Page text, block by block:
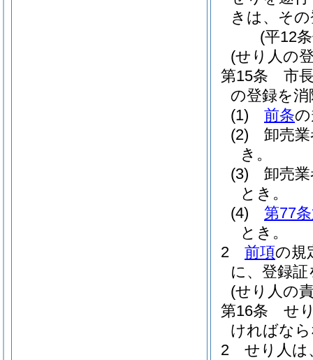
きは、そ
(平12
(せり人の
第15条
市
の登録を
(1)
前条
(2)
卸売
き。
(3)
卸売
とき。
(4)
第77
とき。
2
前項の規
に、登録
(せり人の
第16条
せ
ければな
2
せり人は